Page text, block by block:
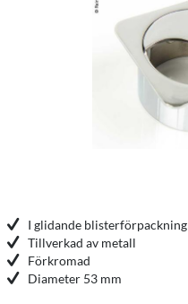
I glidande blisterförpackning
Tillverkad av metall
Förkromad
Diameter 53 mm